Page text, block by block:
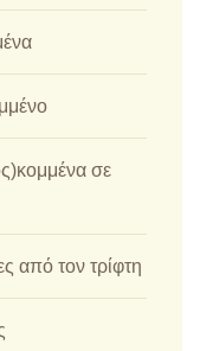
σε
από τον τρίφτη